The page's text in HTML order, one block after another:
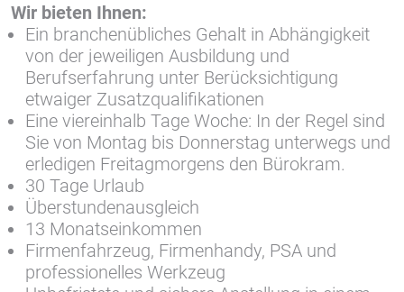
Wir bieten Ihnen:
Ein branchenübliches Gehalt in Abhängigkeit
von der jeweiligen Ausbildung und
Berufserfahrung unter Berücksichtigung
etwaiger Zusatzqualifikationen
Eine viereinhalb Tage Woche: In der Regel sind
Sie von Montag bis Donnerstag unterwegs und
erledigen Freitagmorgens den Bürokram.
30 Tage Urlaub
Überstundenausgleich
13 Monatseinkommen
Firmenfahrzeug, Firmenhandy, PSA und
professionelles Werkzeug